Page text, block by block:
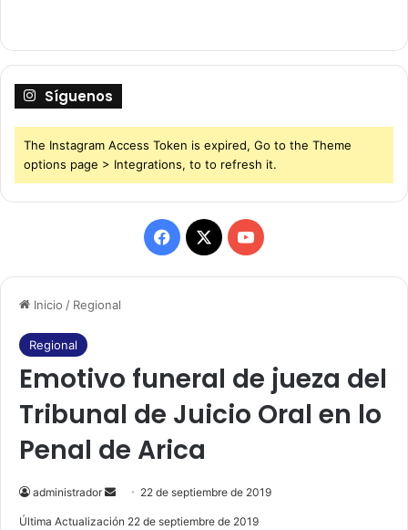
Inicio / Regional
Regional
Emotivo funeral de jueza del
Tribunal de Juicio Oral en lo
Penal de Arica
administrador
e
22 de septiembre de 2019
Última Actualización 22 de septiembre de 2019
Síguenos
The Instagram Access Token is expired, Go to the Theme
options page > Integrations, to to refresh it.
F
a
b
o
o
k
X
Y
o
u
b